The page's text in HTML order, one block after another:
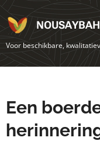
Voor beschikbare,
Een